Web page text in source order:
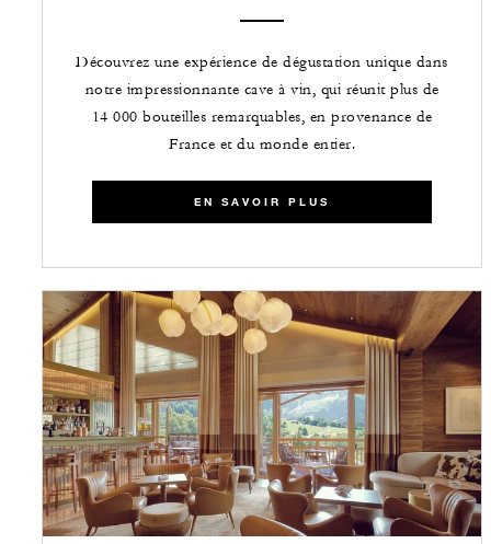
Découvrez une expérience de dégustation unique dans
notre impressionnante cave à vin, qui réunit plus de
14 000 bouteilles remarquables, en provenance de
France et du monde entier.
EN SAVOIR PLUS